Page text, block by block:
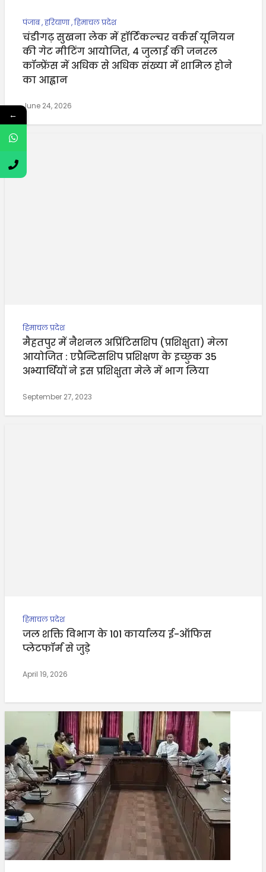
पंजाब,हरियाणा,हिमाचल प्रदेश
चंडीगढ़ सुखना लेक में हॉर्टिकल्चर वर्कर्स यूनियन
की गेट मीटिंग आयोजित, 4 जुलाई की जनरल
कॉन्फ्रेंस में अधिक से अधिक संख्या में शामिल होने
का आह्वान
June 24, 2026
हिमाचल प्रदेश
मैहतपुर में नैशनल अप्रिंटिसशिप (प्रशिक्षुता) मेला
आयोजित : एप्रैन्टिसशिप प्रशिक्षण के इच्छुक 35
अभ्यार्थियों ने इस प्रशिक्षुता मेले में भाग लिया
September 27, 2023
हिमाचल प्रदेश
जल शक्ति विभाग के 101 कार्यालय ई-ऑफिस
प्लेटफॉर्म से जुड़े
April 19, 2026
←